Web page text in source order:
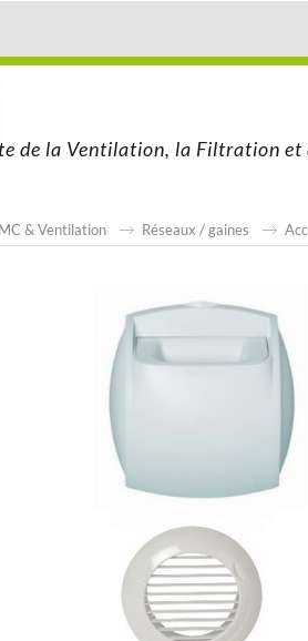
de la Ventilation, la Filtration
& Ventilation Réseaux / gaines